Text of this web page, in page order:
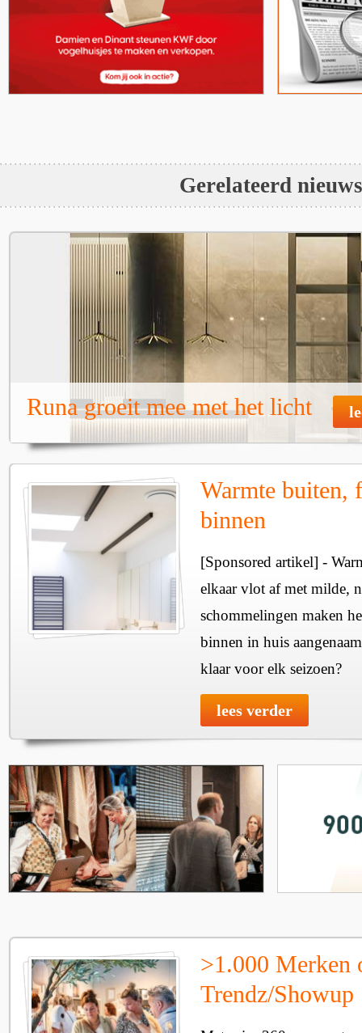
Gerelateerd nieuws
Runa groeit mee met het licht
Warmte buiten,
binnen
[Sponsored artikel] -
elkaar vlot af met milde,
schommelingen maken
binnen in huis
klaar voor elk seizoen?
lees verder
>1.000 Merken
Trendz/Showup